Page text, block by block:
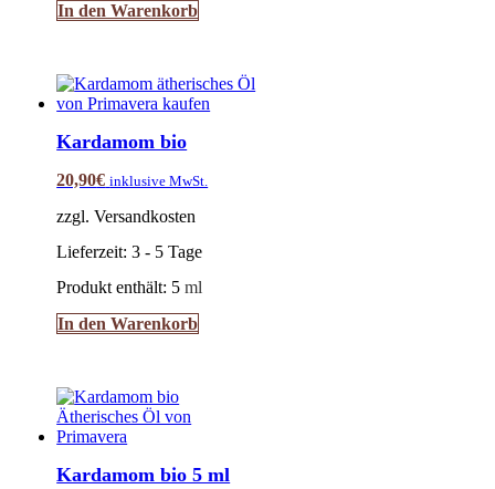
In den Warenkorb
Kardamom bio
20,90€ inklusive MwSt.
zzgl. Versandkosten
Lieferzeit:3 - 5 Tage
Produkt enthält: 5ml
In den Warenkorb
Kardamom bio 5 ml